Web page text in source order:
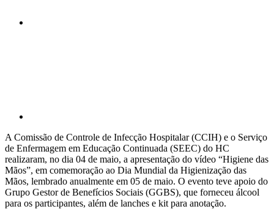
A Comissão de Controle de Infecção Hospitalar (CCIH) e o Serviço
de Enfermagem em Educação Continuada (SEEC) do HC
realizaram, no dia 04 de maio, a apresentação do vídeo “Higiene das
Mãos”, em comemoração ao Dia Mundial da Higienização das
Mãos, lembrado anualmente em 05 de maio. O evento teve apoio do
Grupo Gestor de Benefícios Sociais (GGBS), que forneceu álcool
para os participantes, além de lanches e kit para anotação.